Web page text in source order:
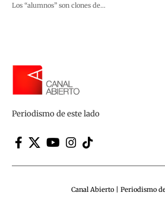
Los “alumnos” son clones de…
Periodismo de este lado
Canal Abierto | Periodismo